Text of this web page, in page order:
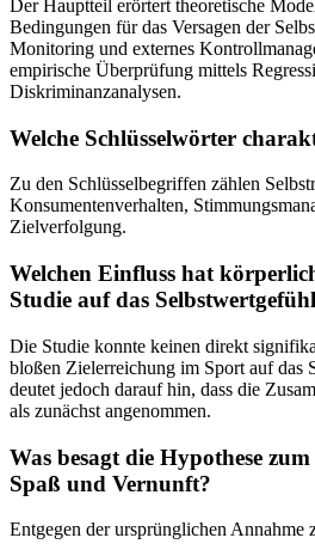
Der Hauptteil erörtert theoretische
Bedingungen für das Versagen der
Monitoring und externes
empirische Überprüfung mittels
Diskriminanzanalysen.
Welche Schlüsselwörter
Zu den Schlüsselbegriffen zählen
Konsumentenverhalten,
Zielverfolgung.
Welchen Einfluss hat
Studie auf das
Die Studie konnte keinen direkt
bloßen Zielerreichung im Sport auf das
deutet jedoch darauf hin, dass die
als zunächst angenommen.
Was besagt die Hypothese
Spaß und Vernunft?
Entgegen der ursprünglichen Annahme